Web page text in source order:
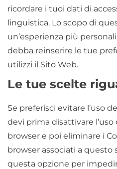
ricordare i tuoi dati di
linguistica. Lo scopo di
un’esperienza più
debba reinserire le tue
utilizzi il Sito Web.
Le tue scelte
Se preferisci evitare l’uso
devi prima disattivare
browser e poi eliminare i
browser associati a questo
questa opzione per